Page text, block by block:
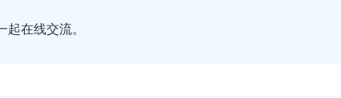
起在线交流。